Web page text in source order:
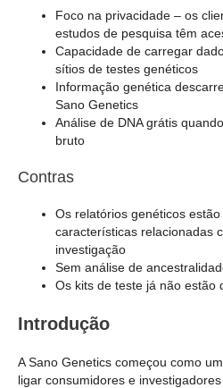
Foco na privacidade – os
estudos de pesquisa têm
Capacidade de carregar
sítios de testes genéticos
Informação genética
Sano Genetics
Análise de DNA grátis
bruto
Contras
Os relatórios genéticos
características relacionadas
investigação
Sem análise de
Os kits de teste já não estão
Introdução
A Sano Genetics começou como
ligar consumidores e